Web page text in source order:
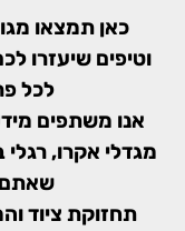
כאן תמצאו
וטיפים שיעזרו
לכל
אנו משתפים
מגדלי אקרו, רגלי
שאתם
תחזוקת ציוד